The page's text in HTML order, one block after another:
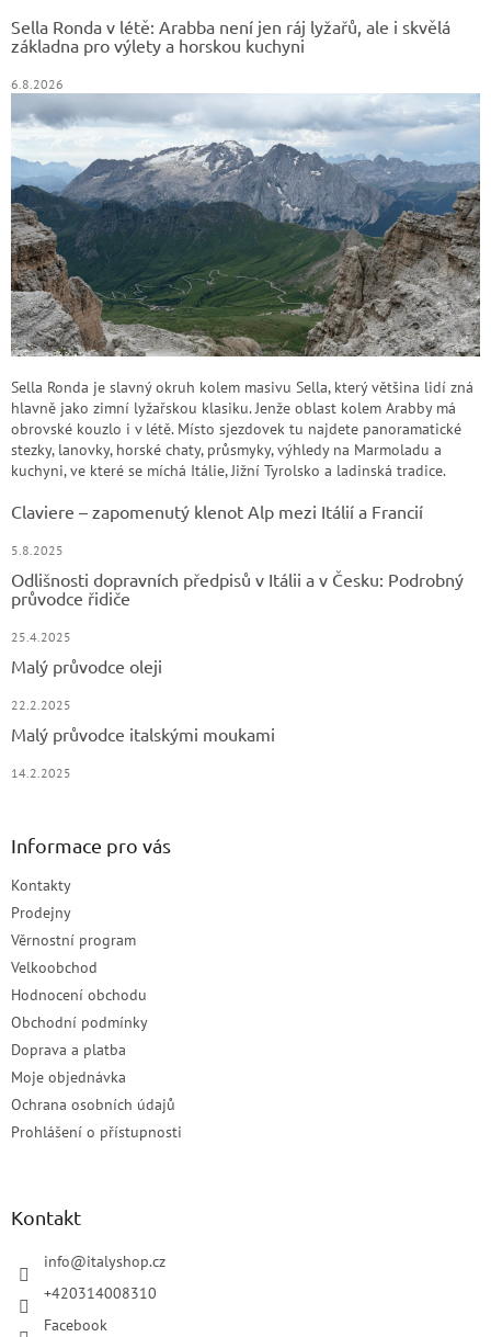
Sella Ronda v létě: Arabba není jen ráj lyžařů, ale i skvělá
základna pro výlety a horskou kuchyni
6.8.2026
Sella Ronda je slavný okruh kolem masivu Sella, který většina lidí zná
hlavně jako zimní lyžařskou klasiku. Jenže oblast kolem Arabby má
obrovské kouzlo i v létě. Místo sjezdovek tu najdete panoramatické
stezky, lanovky, horské chaty, průsmyky, výhledy na Marmoladu a
kuchyni, ve které se míchá Itálie, Jižní Tyrolsko a ladinská tradice.
Claviere – zapomenutý klenot Alp mezi Itálií a Francií
5.8.2025
Odlišnosti dopravních předpisů v Itálii a v Česku: Podrobný
průvodce řidiče
25.4.2025
Malý průvodce oleji
22.2.2025
Malý průvodce italskými moukami
14.2.2025
Informace pro vás
Kontakty
Prodejny
Věrnostní program
Velkoobchod
Hodnocení obchodu
Obchodní podmínky
Doprava a platba
Moje objednávka
Ochrana osobních údajů
Prohlášení o přístupnosti
Kontakt
info@italyshop.cz
+420314008310
Facebook